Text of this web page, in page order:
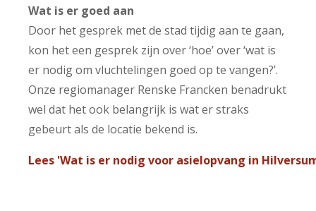
Wat is er goed aan
Door het gesprek met de stad tijdig aan te gaan,
kon het een gesprek zijn over ‘hoe’ over ‘wat is
er nodig om vluchtelingen goed op te vangen?’.
Onze regiomanager Renske Francken benadrukt
wel dat het ook belangrijk is wat er straks
gebeurt als de locatie bekend is.
Lees 'Wat is er nodig voor asielopvang in